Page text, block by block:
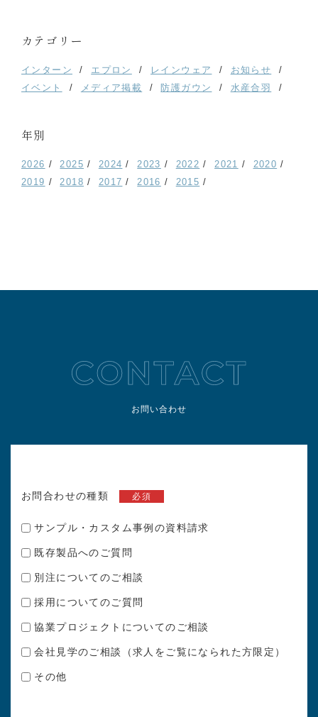
カテゴリー
インターン エプロン レインウェア
お知らせ
イベント
メディア掲載 防護ガウン 水産合羽
年別
2026 2025 2024 2023 2022 2021
2020
2019
2018 2017 2016 2015
お問い合わせ
お問合わせの種類 必須
サンプル・カスタム事例の資料請求
既存製品へのご質問
別注についてのご相談
採用についてのご質問
協業プロジェクトについてのご相談
会社見学のご相談（求人をご覧になられた方限定）
その他